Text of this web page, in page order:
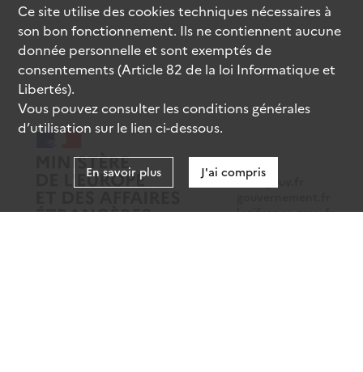
data.gouv.fr
legifrance.gouv.fr
Ce site utilise descookiestechniques nécessaires à
son bon fonctionnement. Ils ne contiennent aucune
donnée personnelle et sont exemptés de
consentements (Article 82 de la loi Informatique et
Libertés).
Vous pouvez consulter les conditions générales
d’utilisation sur le lien ci-dessous.
En savoir plus J'ai compris